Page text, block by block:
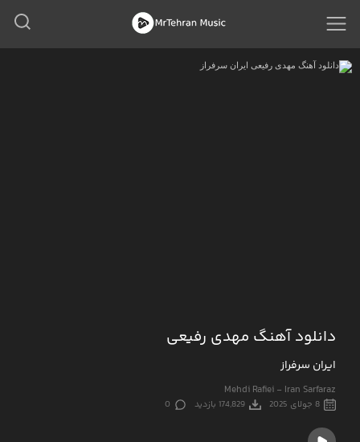
دانلود آهنگ مهدی رفیعی
ایران سرفراز
Mehdi Rafiei - Iran Sarfaraz
8 جولای 2025 174,829 بازدید 0